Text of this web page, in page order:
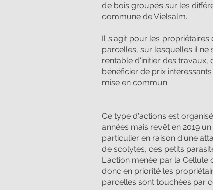
de bois groupés sur les
commune de Vielsalm.
Il s'agit pour les propriétaires
parcelles, sur lesquelles il ne
rentable d'initier des travaux,
bénéficier de prix
mise en commun.
Ce type d'actions est
années mais revêt en 2019
particulier en raison d'une
de scolytes, ces petits
L'action menée par la Cellule
donc en priorité les
parcelles sont touchées par